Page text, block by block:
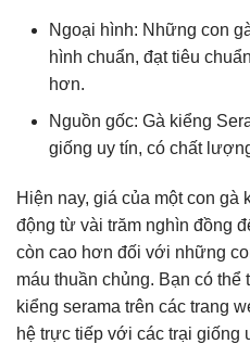
Ngoại hình: Những con
hình chuẩn, đạt tiêu
hơn.
Nguồn gốc: Gà kiểng
giống uy tín, có chất
Hiện nay, giá của một con gà
động từ vài trăm nghìn đồng
còn cao hơn đối với những
máu thuần chủng. Bạn có thể
kiểng serama trên các trang
hệ trực tiếp với các trại